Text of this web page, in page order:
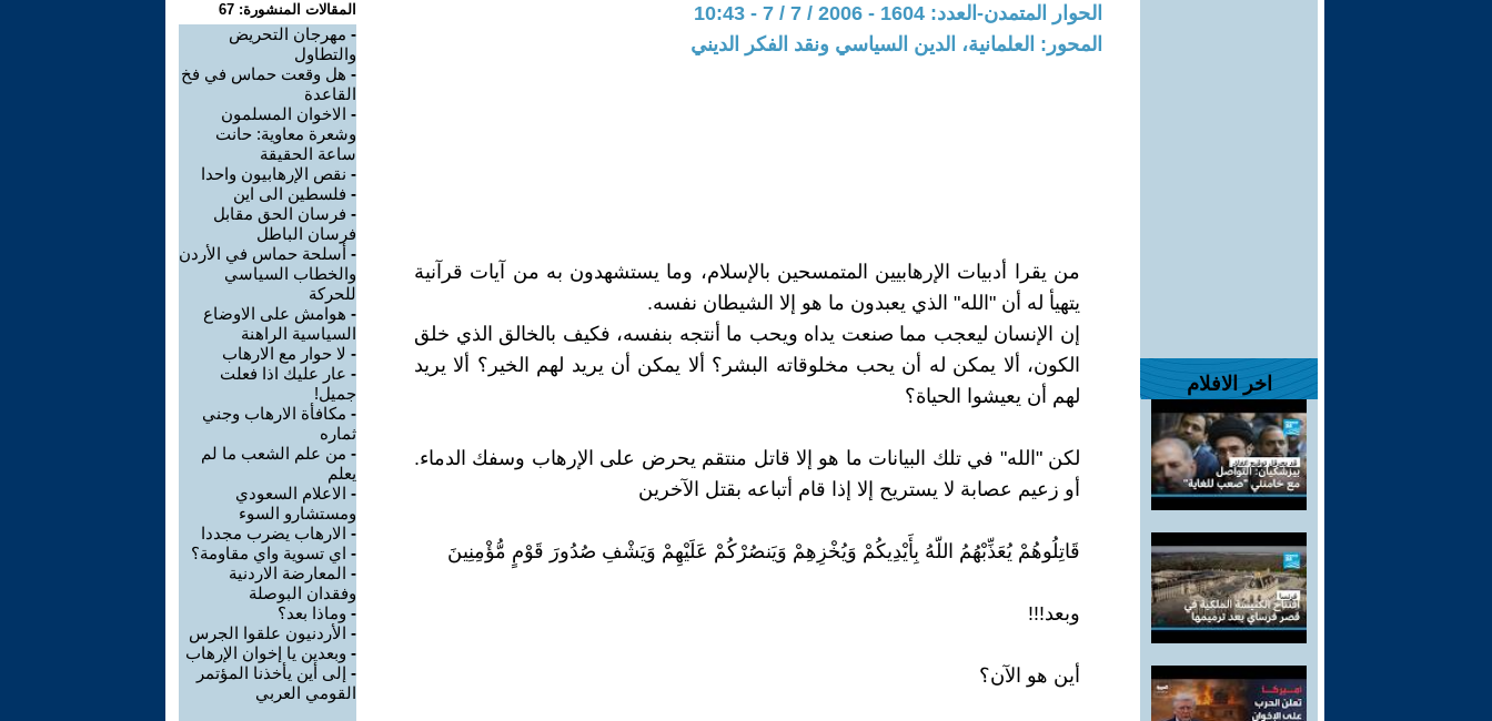
اخر الافلام
الحوار المتمدن-العدد: 1604 - 2006 / 7 / 7 - 10:43
المحور: العلمانية، الدين السياسي ونقد الفكر الديني
من يقرا أدبيات الإرهابيين المتمسحين بالإسلام، وما يستشهدون به من آيات قرآنية
يتهيأ له أن "الله" الذي يعبدون ما هو إلا الشيطان نفسه.
إن الإنسان ليعجب مما صنعت يداه ويحب ما أنتجه بنفسه، فكيف بالخالق الذي خلق
الكون، ألا يمكن له أن يحب مخلوقاته البشر؟ ألا يمكن أن يريد لهم الخير؟ ألا يريد
لهم أن يعيشوا الحياة؟
لكن "الله" في تلك البيانات ما هو إلا قاتل منتقم يحرض على الإرهاب وسفك الدماء.
أو زعيم عصابة لا يستريح إلا إذا قام أتباعه بقتل الآخرين
قَاتِلُوهُمْ يُعَذِّبْهُمُ اللّهُ بِأَيْدِيكُمْ وَيُخْزِهِمْ وَيَنصُرْكُمْ عَلَيْهِمْ وَيَشْفِ صُدُورَ قَوْمٍ مُّؤْمِنِينَ
وبعد!!!
أين هو الآن؟
المقالات المنشورة: 67
- مهرجان التحريض
والتطاول
- هل وقعت حماس في فخ
القاعدة
- الاخوان المسلمون
وشعرة معاوية: حانت
ساعة الحقيقة
- نقص الإرهابيون واحدا
- فلسطين الى اين
- فرسان الحق مقابل
فرسان الباطل
- أسلحة حماس في الأردن
والخطاب السياسي
للحركة
- هوامش على الاوضاع
السياسية الراهنة
- لا حوار مع الارهاب
- عار عليك اذا فعلت
جميل!
- مكافأة الارهاب وجني
ثماره
- من علم الشعب ما لم
يعلم
- الاعلام السعودي
ومستشارو السوء
- الارهاب يضرب مجددا
- اي تسوية واي مقاومة؟
- المعارضة الاردنية
وفقدان البوصلة
- وماذا بعد؟
- الأردنيون علقوا الجرس
- وبعدين يا إخوان الإرهاب
- إلى أين يأخذنا المؤتمر
القومي العربي